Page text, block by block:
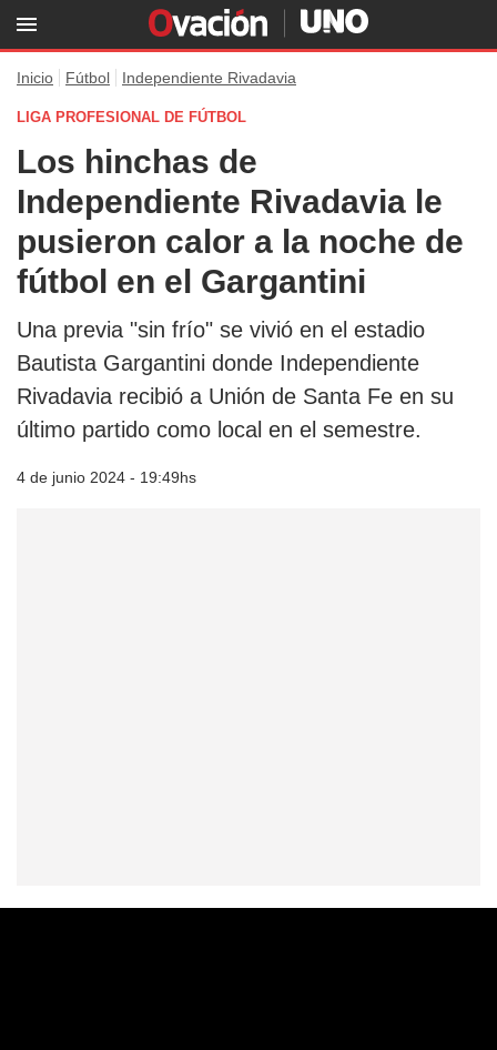
Inicio Fútbol Independiente Rivadavia
LIGA PROFESIONAL DE FÚTBOL
Los hinchas de
Independiente Rivadavia le
pusieron calor a la noche de
fútbol en el Gargantini
Una previa "sin frío" se vivió en el estadio
Bautista Gargantini donde Independiente
Rivadavia recibió a Unión de Santa Fe en su
último partido como local en el semestre.
4 de junio 2024 - 19:49hs